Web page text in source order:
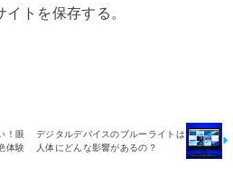
トを保存する。
！眼
体験
デジタルデバイスのブルーライトは
人体にどんな影響があるの？